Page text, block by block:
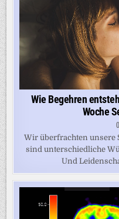
Wie Begehren
Woche
Wir überfrachten unsere
sind unterschiedliche
Und